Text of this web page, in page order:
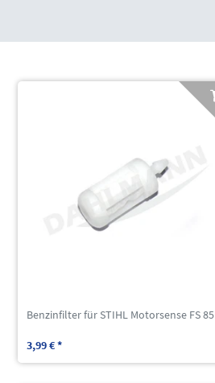
Benzinfilter für STIHL Motorsense FS 85
3,99 € *